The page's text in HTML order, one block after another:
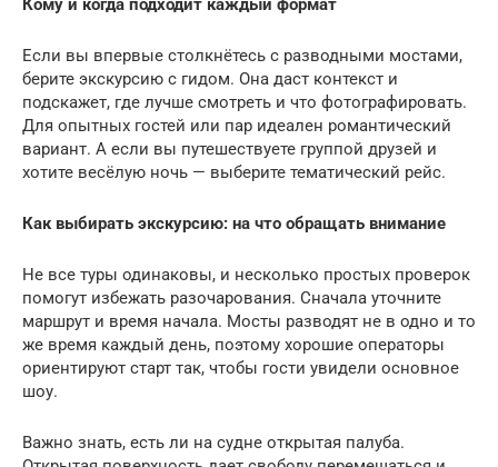
Кому и когда подходит каждый формат
Если вы впервые столкнётесь с разводными мостами,
берите экскурсию с гидом. Она даст контекст и
подскажет, где лучше смотреть и что фотографировать.
Для опытных гостей или пар идеален романтический
вариант. А если вы путешествуете группой друзей и
хотите весёлую ночь — выберите тематический рейс.
Как выбирать экскурсию: на что обращать внимание
Не все туры одинаковы, и несколько простых проверок
помогут избежать разочарования. Сначала уточните
маршрут и время начала. Мосты разводят не в одно и то
же время каждый день, поэтому хорошие операторы
ориентируют старт так, чтобы гости увидели основное
шоу.
Важно знать, есть ли на судне открытая палуба.